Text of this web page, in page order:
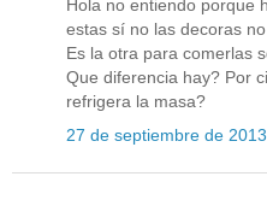
Hola no entiendo porque
estas sí no las decoras
Es la otra para comerlas
Que diferencia hay? Por
refrigera la masa?
27 de septiembre de